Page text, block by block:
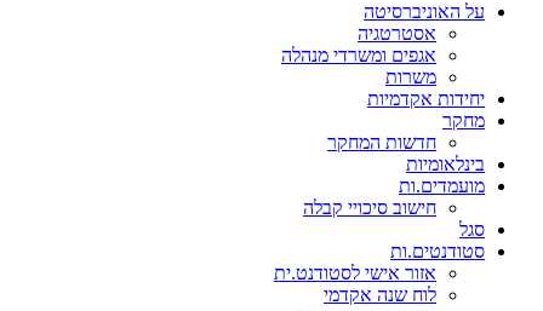
על האוניברסיטה
אסטרטגיה
אגפים ומשרדי מנהלה
משרות
יחידות אקדמיות
מחקר
חדשות המחקר
בינלאומיות
מועמדים.ות
חישוב סיכויי קבלה
סגל
סטודנטים.ות
אזור אישי לסטודנט.ית
לוח שנה אקדמי